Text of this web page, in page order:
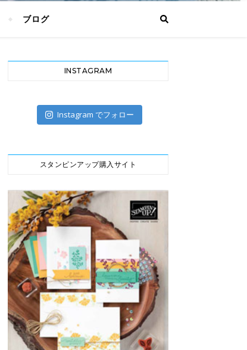
ブログ
INSTAGRAM
Instagram でフォロー
スタンピンアップ購入サイト